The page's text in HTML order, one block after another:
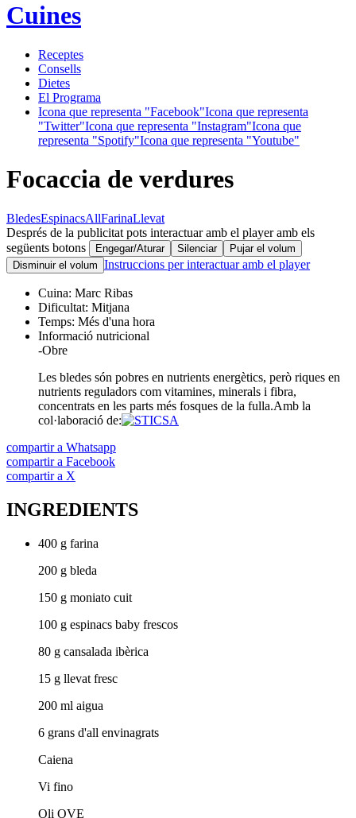
Cuines
Receptes
Consells
Dietes
El Programa
Icona que representa "Facebook"Icona que representa
"Twitter"Icona que representa "Instagram"Icona que
representa "Spotify"Icona que representa "Youtube"
Focaccia de verdures
BledesEspinacsAllFarinaLlevat
Després de la publicitat pots interactuar amb el player amb els
següents botons
Engegar/Aturar Silenciar
Pujar el volum
Disminuir el volum Instruccions per interactuar amb el player
Cuina: Marc Ribas
Dificultat: Mitjana
Temps: Més d'una hora
Informació nutricional
-Obre
Les bledes són pobres en nutrients energètics, però riques en
nutrients reguladors com vitamines, minerals i fibra,
concentrats en les parts més fosques de la fulla.Amb la
col·laboració de:
compartir a Whatsapp
compartir a Facebook
compartir a X
INGREDIENTS
400 g farina
200 g bleda
150 g moniato cuit
100 g espinacs baby frescos
80 g cansalada ibèrica
15 g llevat fresc
200 ml aigua
6 grans d'all envinagrats
Caiena
Vi fino
Oli OVE